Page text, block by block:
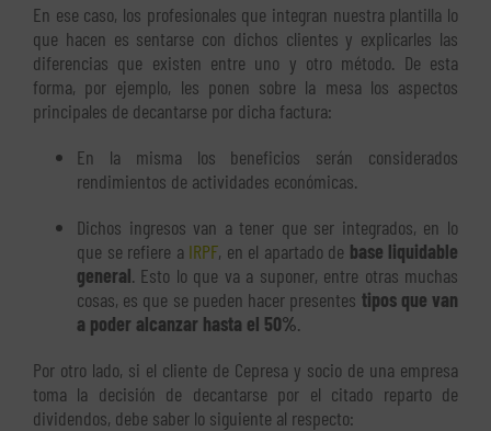
En ese caso, los profesionales que integran nuestra plantilla lo
que hacen es sentarse con dichos clientes y explicarles las
diferencias que existen entre uno y otro método. De esta
forma, por ejemplo, les ponen sobre la mesa los aspectos
principales de decantarse por dicha factura:
En la misma los beneficios serán considerados
rendimientos de actividades económicas.
Dichos ingresos van a tener que ser integrados, en lo
que se refiere a IRPF, en el apartado de base liquidable
general. Esto lo que va a suponer, entre otras muchas
cosas, es que se pueden hacer presentes tipos que van
a poder alcanzar hasta el 50%.
Por otro lado, si el cliente de Cepresa y socio de una empresa
toma la decisión de decantarse por el citado reparto de
dividendos, debe saber lo siguiente al respecto: